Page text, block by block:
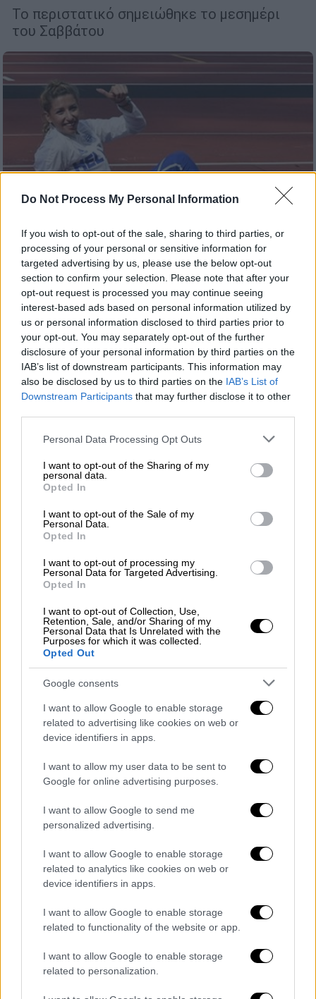
Do Not Process My Personal Information
If you wish to opt-out of the sale, sharing to third parties, or
processing of your personal or sensitive information for
targeted advertising by us, please use the below opt-out
section to confirm your selection. Please note that after your
opt-out request is processed you may continue seeing
interest-based ads based on personal information utilized by
us or personal information disclosed to third parties prior to
your opt-out. You may separately opt-out of the further
disclosure of your personal information by third parties on the
IAB’s list of downstream participants. This information may
also be disclosed by us to third parties on the IAB’s List of
Downstream Participants that may further disclose it to other
Please note that this website/app uses one or more Google
not limited to your visit or usage behaviour. You may click to
grant or deny consent to Google and its third-party tags to
use your data for below specified purposes in below Google
consent section.
Personal Data Processing Opt Outs
I want to opt-out of the Sharing of my
personal data.
Opted In
I want to opt-out of the Sale of my
Personal Data.
Opted In
I want to opt-out of processing my
Personal Data for Targeted Advertising.
Opted In
I want to opt-out of Collection, Use,
Retention, Sale, and/or Sharing of my
Personal Data that Is Unrelated with the
Purposes for which it was collected.
Opted Out
Google consents
I want to allow Google to enable storage
related to advertising like cookies on web or
device identifiers in apps.
I want to allow my user data to be sent to
Google for online advertising purposes.
I want to allow Google to send me
personalized advertising.
I want to allow Google to enable storage
related to analytics like cookies on web or
device identifiers in apps.
I want to allow Google to enable storage
related to functionality of the website or app.
I want to allow Google to enable storage
related to personalization.
Το περιστατικό σημειώθηκε το μεσημέρι
του Σαββάτου
Αθλητισμός|03.03.2019 23:06
Η... μητρική προτροπή της
Παπαχρήστου στην Κυριακοπούλου για
να κατακτήσει το μετάλλιο
Μοιράστηκαν το ίδιο δωμάτιο αλλά και τα
μετάλλια η Νικόλ Κυριακοπούλου και η
Βούλα Παπαχρήστου
Πολιτική|03.03.2019 23:06
Τσίπρας: Οι διακρίσεις των αθλητών
μας δείχνουν το υψηλό μας επίπεδο (pic)
Το tweet του πρωθυπουργού για τα μετάλλια
των Ελλήνων αθλητών
Αθλητισμός|03.03.2019 23:03
O Γιώργος Μίνος φόρεσε on air το
σκουφάκι του Λουτσέσκου! (vid)
το συγκεκριμένο σκουφάκι πλέον αποτελεί